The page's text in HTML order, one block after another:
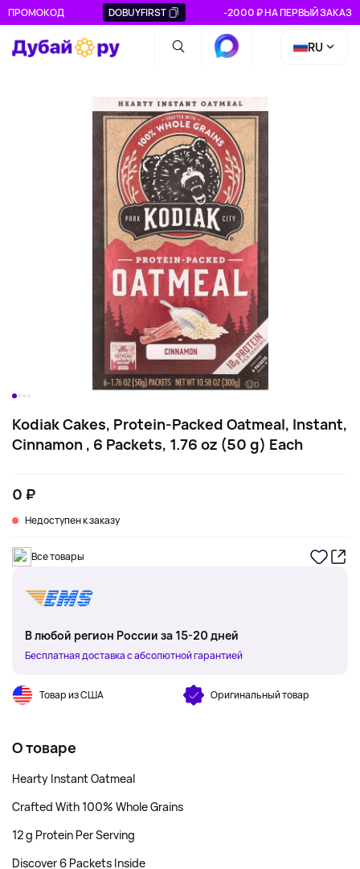
ПРОМОКОД DOBUYFIRST -2000 ₽ НА ПЕРВЫЙ ЗАКАЗ
RU
Kodiak Cakes, Protein-Packed Oatmeal, Instant,
Cinnamon , 6 Packets, 1.76 oz (50 g) Each
0 ₽
Недоступен к заказу
Все товары
В любой регион России за 15-20 дней
Бесплатная доставка с абсолютной гарантией
Товар из США Оригинальный товар
О товаре
Hearty Instant Oatmeal
Crafted With 100% Whole Grains
12 g Protein Per Serving
Discover 6 Packets Inside